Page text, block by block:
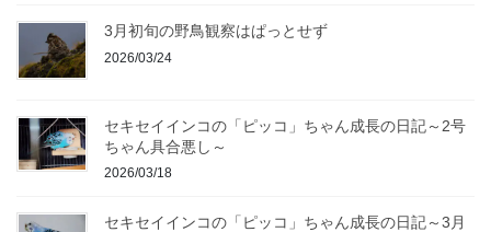
3月初旬の野鳥観察はぱっとせず
2026/03/24
セキセイインコの「ピッコ」ちゃん成長の日記～2号
ちゃん具合悪し～
2026/03/18
セキセイインコの「ピッコ」ちゃん成長の日記～3月